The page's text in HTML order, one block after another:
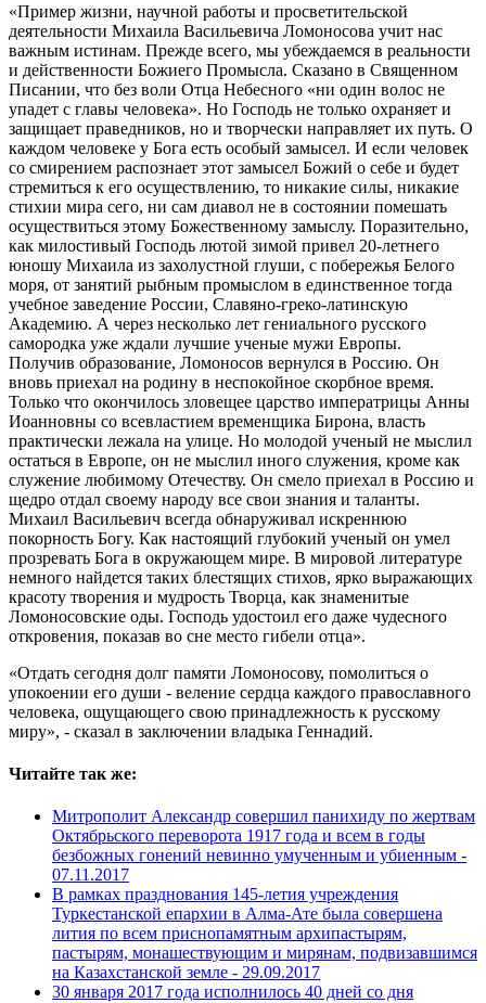
«Пример жизни, научной работы и просветительской
деятельности Михаила Васильевича Ломоносова учит нас
важным истинам. Прежде всего, мы убеждаемся в реальности
и действенности Божиего Промысла. Сказано в Священном
Писании, что без воли Отца Небесного «ни один волос не
упадет с главы человека». Но Господь не только охраняет и
защищает праведников, но и творчески направляет их путь. О
каждом человеке у Бога есть особый замысел. И если человек
со смирением распознает этот замысел Божий о себе и будет
стремиться к его осуществлению, то никакие силы, никакие
стихии мира сего, ни сам диавол не в состоянии помешать
осуществиться этому Божественному замыслу. Поразительно,
как милостивый Господь лютой зимой привел 20-летнего
юношу Михаила из захолустной глуши, с побережья Белого
моря, от занятий рыбным промыслом в единственное тогда
учебное заведение России, Славяно-греко-латинскую
Академию. А через несколько лет гениального русского
самородка уже ждали лучшие ученые мужи Европы.
Получив образование, Ломоносов вернулся в Россию. Он
вновь приехал на родину в неспокойное скорбное время.
Только что окончилось зловещее царство императрицы Анны
Иоанновны со всевластием временщика Бирона, власть
практически лежала на улице. Но молодой ученый не мыслил
остаться в Европе, он не мыслил иного служения, кроме как
служение любимому Отечеству. Он смело приехал в Россию и
щедро отдал своему народу все свои знания и таланты.
Михаил Васильевич всегда обнаруживал искреннюю
покорность Богу. Как настоящий глубокий ученый он умел
прозревать Бога в окружающем мире. В мировой литературе
немного найдется таких блестящих стихов, ярко выражающих
красоту творения и мудрость Творца, как знаменитые
Ломоносовские оды. Господь удостоил его даже чудесного
откровения, показав во сне место гибели отца».
«Отдать сегодня долг памяти Ломоносову, помолиться о
упокоении его души - веление сердца каждого православного
человека, ощущающего свою принадлежность к русскому
миру», - сказал в заключении владыка Геннадий.
Читайте так же:
Митрополит Александр совершил панихиду по жертвам
Октябрьского переворота 1917 года и всем в годы
безбожных гонений невинно умученным и убиенным -
07.11.2017
В рамках празднования 145-летия учреждения
Туркестанской епархии в Алма-Ате была совершена
лития по всем приснопамятным архипастырям,
пастырям, монашествующим и мирянам, подвизавшимся
на Казахстанской земле - 29.09.2017
30 января 2017 года исполнилось 40 дней со дня